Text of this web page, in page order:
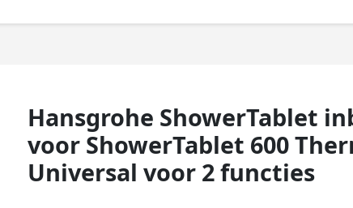
Hansgrohe ShowerTablet
voor ShowerTablet 600
Universal voor 2 functies